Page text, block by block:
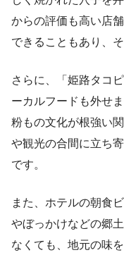
からの評価も高い店
できることもあり、
さらに、「姫路タコ
ーカルフードも外せ
粉もの文化が根強い
や観光の合間に立ち
です。
また、ホテルの朝食
やぼっかけなどの郷
なくても、地元の味